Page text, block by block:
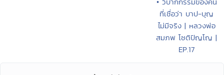
ที่เชื่อว่า บาป-บุญ
ไม่มีจริง | หลวงพ่อ
สมภพ โชติปัญโญ |
EP.17